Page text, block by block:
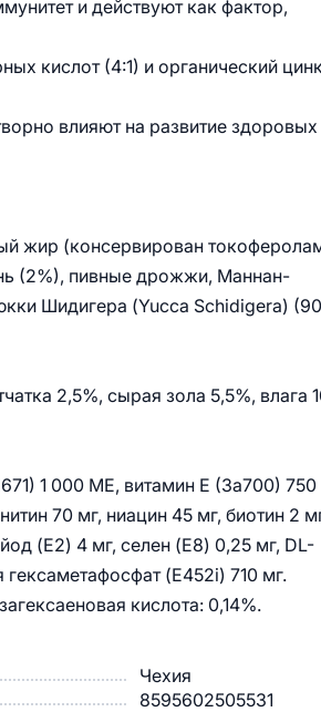
и действуют как фактор,
кислот (4:1) и органический цинк
влияют на развитие здоровых
жир (консервирован
(2%), пивные дрожжи, Маннан-
Шидигера (Yucca Schidigera) (90
2,5%, сырая зола 5,5%, влага
1 000 МЕ, витамин E (3a700) 750
70 мг, ниацин 45 мг, биотин 2
(E2) 4 мг, селен (E8) 0,25 мг, DL-
гексаметафосфат (E452i) 710 мг.
кислота: 0,14%.
Чехия
8595602505531